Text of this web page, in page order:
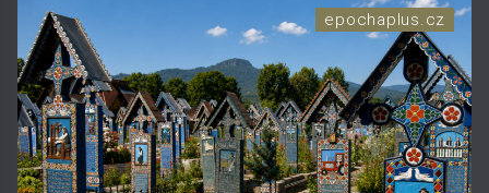
epochaplus.cz